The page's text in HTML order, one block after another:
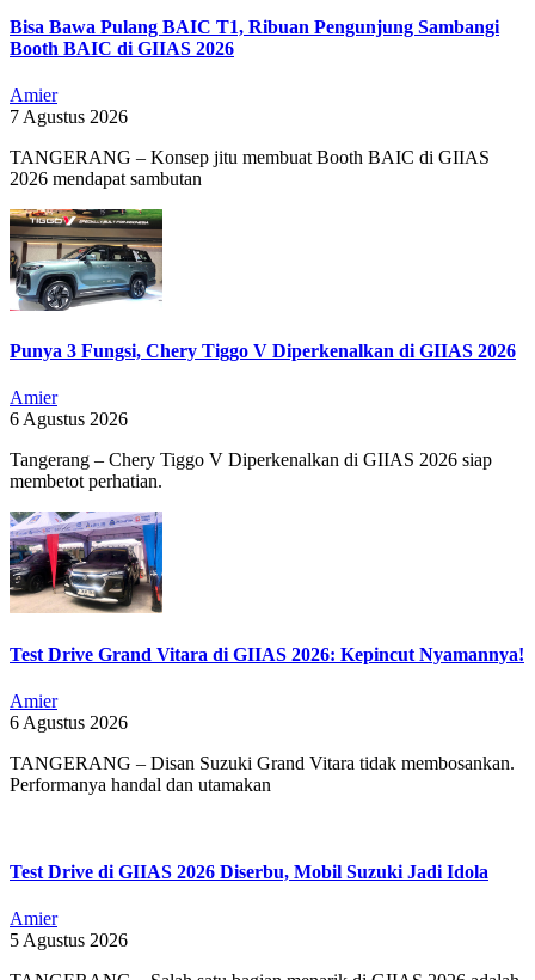
Bisa Bawa Pulang BAIC T1, Ribuan Pengunjung Sambangi
Booth BAIC di GIIAS 2026
Amier
7 Agustus 2026
TANGERANG – Konsep jitu membuat Booth BAIC di GIIAS
2026 mendapat sambutan
Punya 3 Fungsi, Chery Tiggo V Diperkenalkan di GIIAS 2026
Amier
6 Agustus 2026
Tangerang – Chery Tiggo V Diperkenalkan di GIIAS 2026 siap
membetot perhatian.
Test Drive Grand Vitara di GIIAS 2026: Kepincut Nyamannya!
Amier
6 Agustus 2026
TANGERANG – Disan Suzuki Grand Vitara tidak membosankan.
Performanya handal dan utamakan
Test Drive di GIIAS 2026 Diserbu, Mobil Suzuki Jadi Idola
Amier
5 Agustus 2026